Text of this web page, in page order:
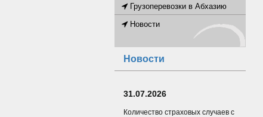
Грузоперевозки в Абхазию
Новости
Новости
31.07.2026
Количество страховых случаев с